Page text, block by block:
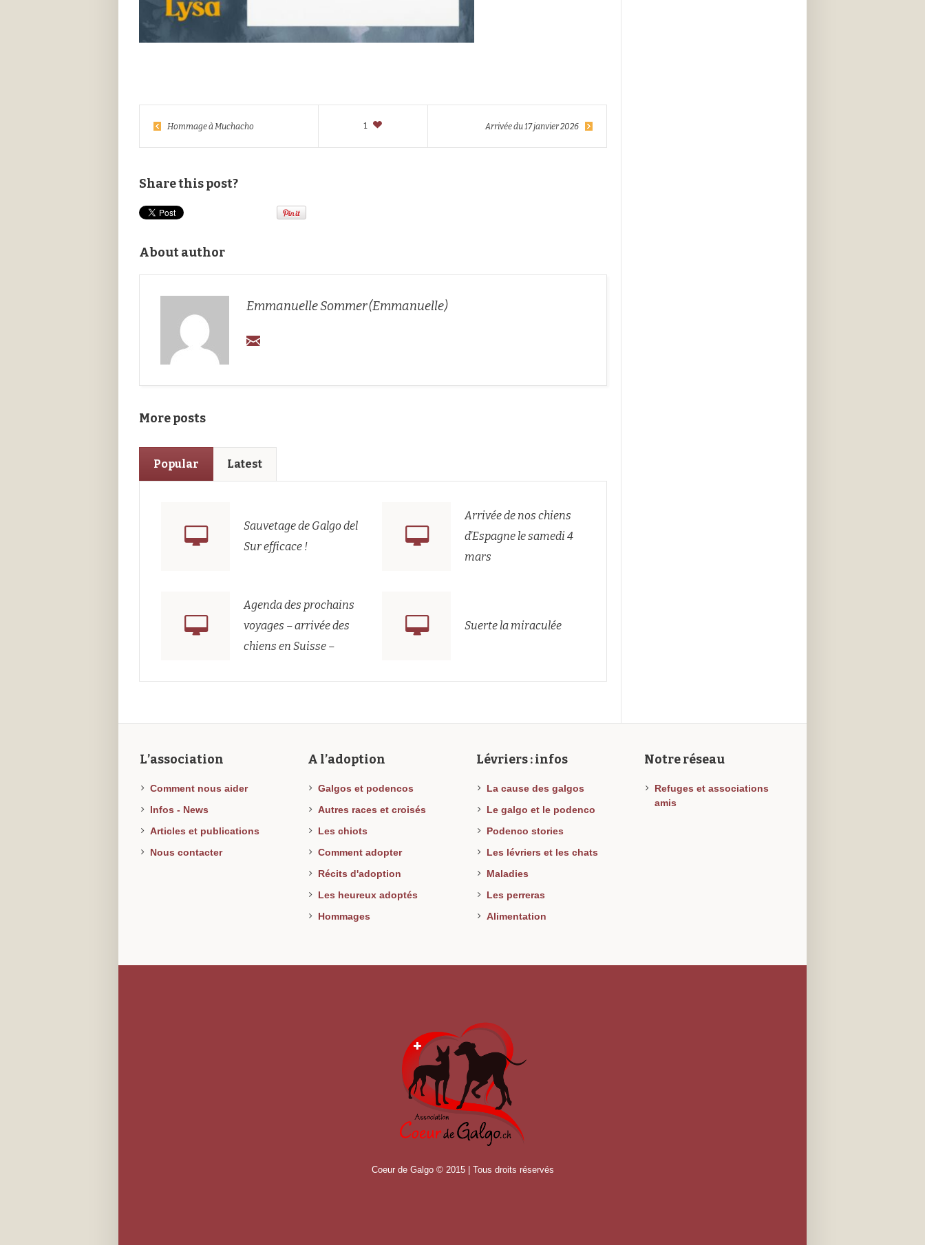
1
Hommage à Muchacho Arrivée du 17 janvier 2026
Share this post?
About author
Emmanuelle Sommer (Emmanuelle)
More posts
Popular Latest
Sauvetage de Galgo del
Sur efficace !
Arrivée de nos chiens
d’Espagne le samedi 4
mars
Agenda des prochains
voyages – arrivée des
chiens en Suisse –
Suerte la miraculée
L’association
Comment nous aider
Infos - News
Articles et publications
Nous contacter
A l’adoption
Galgos et podencos
Autres races et croisés
Les chiots
Comment adopter
Récits d'adoption
Les heureux adoptés
Hommages
Lévriers : infos
La cause des galgos
Le galgo et le podenco
Podenco stories
Les lévriers et les chats
Maladies
Les perreras
Alimentation
Notre réseau
Refuges et associations
amis
Coeur de Galgo © 2015 | Tous droits réservés